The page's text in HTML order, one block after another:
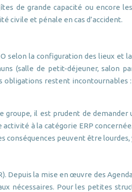
de grande capacité ou encore
civile et pénale en cas d’accident.
selon la configuration des lieux et
(salle de petit-déjeuner, salon
restent incontournables
il est prudent de demander
à la catégorie ERP
peuvent être lourdes,
la mise en œuvre des
nécessaires. Pour les petites